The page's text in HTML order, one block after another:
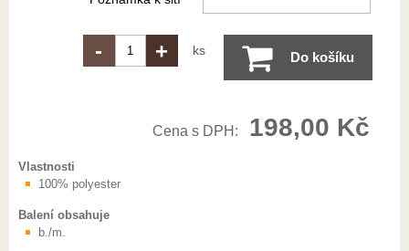
- + ks Do košíku
Cena s DPH: 198,00 Kč
Vlastnosti
100% polyester
Balení obsahuje
b./m.